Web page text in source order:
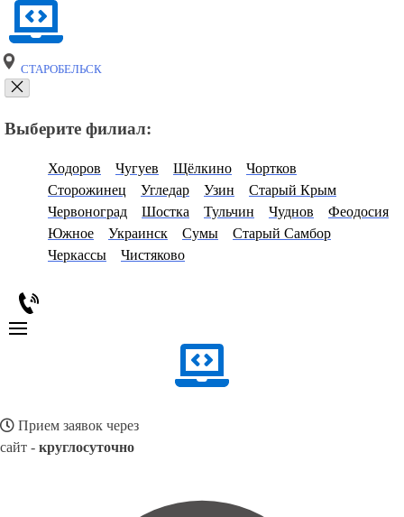
СТАРОБЕЛЬСК
Выберите филиал:
Ходоров Чугуев Щёлкино
Чортков
Сторожинец
Угледар Узин
Старый Крым
Червоноград
Шостка Тульчин Чуднов
Феодосия
Южное
Украинск Сумы
Старый Самбор
Черкассы
Чистяково
Прием заявок через
сайт - круглосуточно